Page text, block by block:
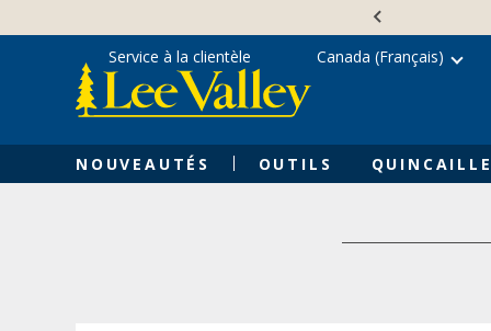
content
NOUVEAUTÉS OUTILS
Service à la clientèle Canada (Français)